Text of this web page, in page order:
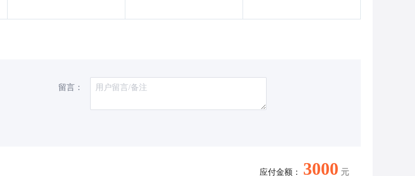
留言：
应付金额： 3000 元